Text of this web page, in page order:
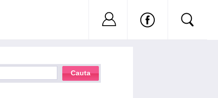
Cauta
Nu ai cont?